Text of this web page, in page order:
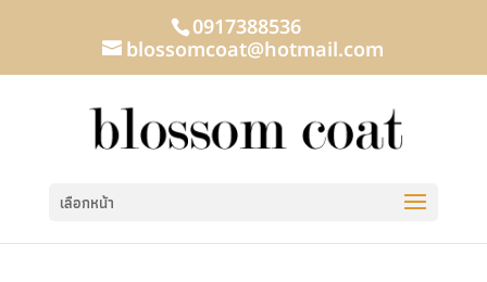
0917388536
blossomcoat@hotmail.com
เลือกหน้า